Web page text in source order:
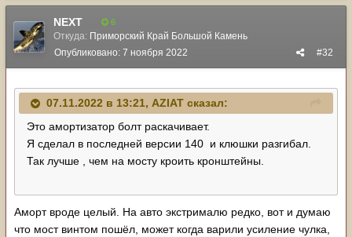
NЕХТ 6
Откуда: Приморский Край Большой Камень
#32
Опубликовано: 7 ноября 2022
07.11.2022 в 13:21, AZIAT сказал:
Это амортизатор болт раскачивает.
Я сделал в последней версии 140 и клюшки разгибал.
Так лучше , чем на мосту кроить кронштейны.
Аморт вроде целый. На авто экстрималю редко, вот и думаю
что мост винтом пошёл, может когда варили усиление чулка,